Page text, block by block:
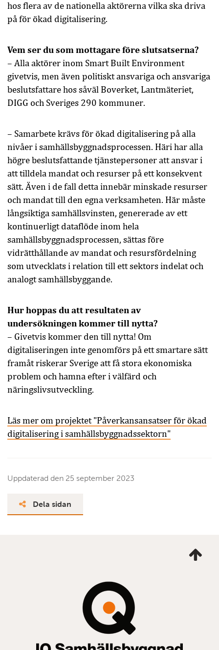
hos flera av de nationella aktörerna vilka ska driva
på för ökad digitalisering.
Vem ser du som mottagare före slutsatserna?
– Alla aktörer inom Smart Built Environment
givetvis, men även politiskt ansvariga och ansvariga
beslutsfattare hos såväl Boverket, Lantmäteriet,
DIGG och Sveriges 290 kommuner.
– Samarbete krävs för ökad digitalisering på alla
nivåer i samhällsbyggnadsprocessen. Häri har alla
högre beslutsfattande tjänstepersoner att ansvar i
att tilldela mandat och resurser på ett konsekvent
sätt. Även i de fall detta innebär minskade resurser
och mandat till den egna verksamheten. Här måste
långsiktiga samhällsvinsten, genererade av ett
kontinuerligt dataflöde inom hela
samhällsbyggnadsprocessen, sättas före
vidrätthållande av mandat och resursfördelning
som utvecklats i relation till ett sektors indelat och
analogt samhällsbyggande.
Hur hoppas du att resultaten av
undersökningen kommer till nytta?
– Givetvis kommer den till nytta! Om
digitaliseringen inte genomförs på ett smartare sätt
framåt riskerar Sverige att få stora ekonomiska
problem och hamna efter i välfärd och
näringslivsutveckling.
Läs mer om projektet "Påverkansansatser för ökad
digitalisering i samhällsbyggnadssektorn"
Uppdaterad den 25 september 2023
Dela sidan
mig